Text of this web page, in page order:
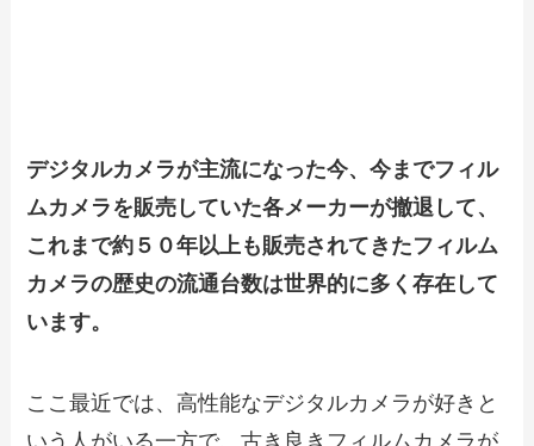
デジタルカメラが主流になった今、今までフィル
ムカメラを販売していた各メーカーが撤退して、
これまで約５０年以上も販売されてきたフィルム
カメラの歴史の流通台数は世界的に多く存在して
います。
ここ最近では、高性能なデジタルカメラが好きと